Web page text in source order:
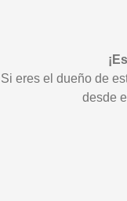
Si eres el dueño de
desde